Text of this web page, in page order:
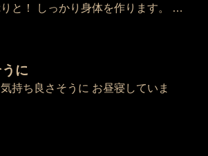
と！ しっかり身体を作ります。 …
に
持ち良さそうに お昼寝していま